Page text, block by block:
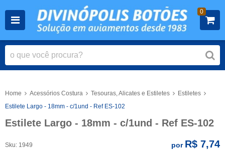
0
Home Acessórios Costura Tesouras, Alicates e Estiletes
Estiletes
Estilete Largo - 18mm - c/1und - Ref ES-102
Estilete Largo - 18mm - c/1und - Ref ES-102
Sku: 1949
por R$ 7,74